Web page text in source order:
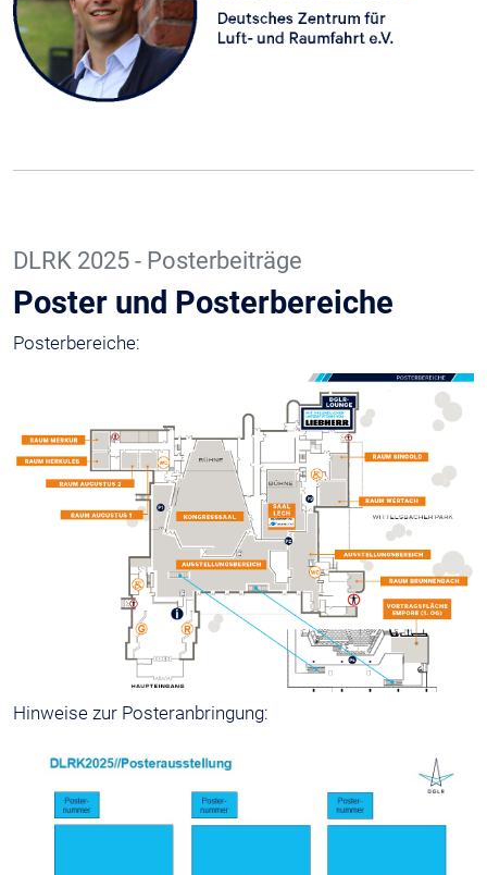
DLRK 2025 - Posterbeiträge
Poster und Posterbereiche
Posterbereiche:
Hinweise zur Posteranbringung: